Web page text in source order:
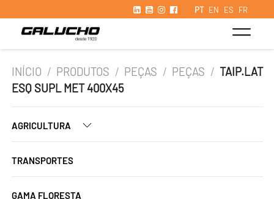
PT EN ES FR
INÍCIO / PRODUTOS / PEÇAS / PEÇAS / TAIP.LAT
ESQ SUPL MET 400X45
AGRICULTURA
TRANSPORTES
GAMA FLORESTA